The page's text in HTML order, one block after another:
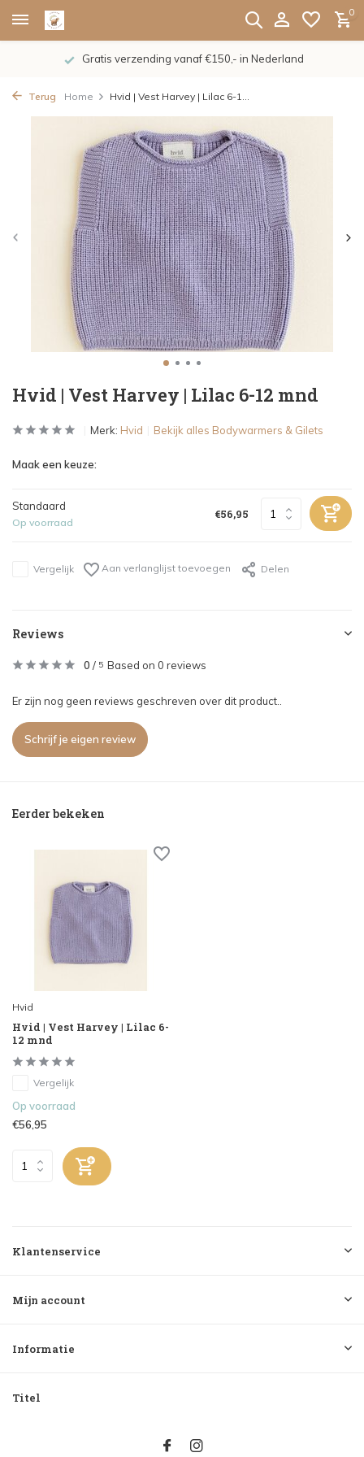
0
Gratis verzending vanaf €150,- in Nederland
Terug Home Hvid | Vest Harvey | Lilac 6-1...
Hvid | Vest Harvey | Lilac 6-12 mnd
Merk: Hvid Bekijk alles Bodywarmers & Gilets
Maak een keuze:
Standaard
Op voorraad
€56,95
Vergelijk Aan verlanglijst toevoegen Delen
Reviews
0 / 5 Based on 0 reviews
Er zijn nog geen reviews geschreven over dit product..
Schrijf je eigen review
Eerder bekeken
Hvid
Hvid | Vest Harvey | Lilac 6-
12 mnd
Vergelijk
Op voorraad
€56,95
Klantenservice
Mijn account
Informatie
Titel